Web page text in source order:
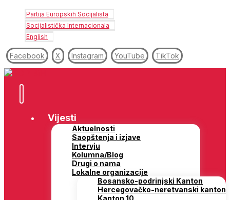
Partija Europskih Socijalista
Socijalistička Internacionala
English
Facebook X Instagram YouTube TikTok
Vijesti
Aktuelnosti
Saopštenja i izjave
Intervju
Kolumna/Blog
Drugi o nama
Lokalne organizacije
Bosansko-podrinjski Kanton
Hercegovačko-neretvanski kanton
Kanton 10